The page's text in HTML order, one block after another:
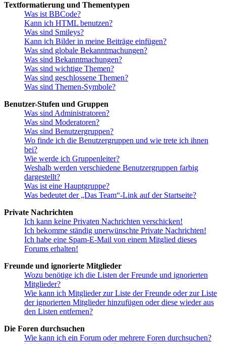
Textformatierung und Thementypen
Was ist BBCode?
Kann ich HTML benutzen?
Was sind Smileys?
Kann ich Bilder in meine Beiträge einfügen?
Was sind globale Bekanntmachungen?
Was sind Bekanntmachungen?
Was sind wichtige Themen?
Was sind geschlossene Themen?
Was sind Themen-Symbole?
Benutzer-Stufen und Gruppen
Was sind Administratoren?
Was sind Moderatoren?
Was sind Benutzergruppen?
Wo finde ich die Benutzergruppen und wie trete ich ihnen
bei?
Wie werde ich Gruppenleiter?
Weshalb werden verschiedene Benutzergruppen farbig
dargestellt?
Was ist eine Hauptgruppe?
Was bedeutet der „Das Team“-Link auf der Startseite?
Private Nachrichten
Ich kann keine Privaten Nachrichten verschicken!
Ich bekomme ständig unerwünschte Private Nachrichten!
Ich habe eine Spam-E-Mail von einem Mitglied dieses
Forums erhalten!
Freunde und ignorierte Mitglieder
Wozu benötige ich die Listen der Freunde und ignorierten
Mitglieder?
Wie kann ich Mitglieder zur Liste der Freunde oder zur Liste
der ignorierten Mitglieder hinzufügen oder diese wieder aus
den Listen entfernen?
Die Foren durchsuchen
Wie kann ich ein Forum oder mehrere Foren durchsuchen?